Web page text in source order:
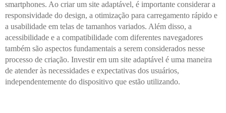
smartphones. Ao criar um site adaptável, é importante considerar a
responsividade do design, a otimização para carregamento rápido e
a usabilidade em telas de tamanhos variados. Além disso, a
acessibilidade e a compatibilidade com diferentes navegadores
também são aspectos fundamentais a serem considerados nesse
processo de criação. Investir em um site adaptável é uma maneira
de atender às necessidades e expectativas dos usuários,
independentemente do dispositivo que estão utilizando.